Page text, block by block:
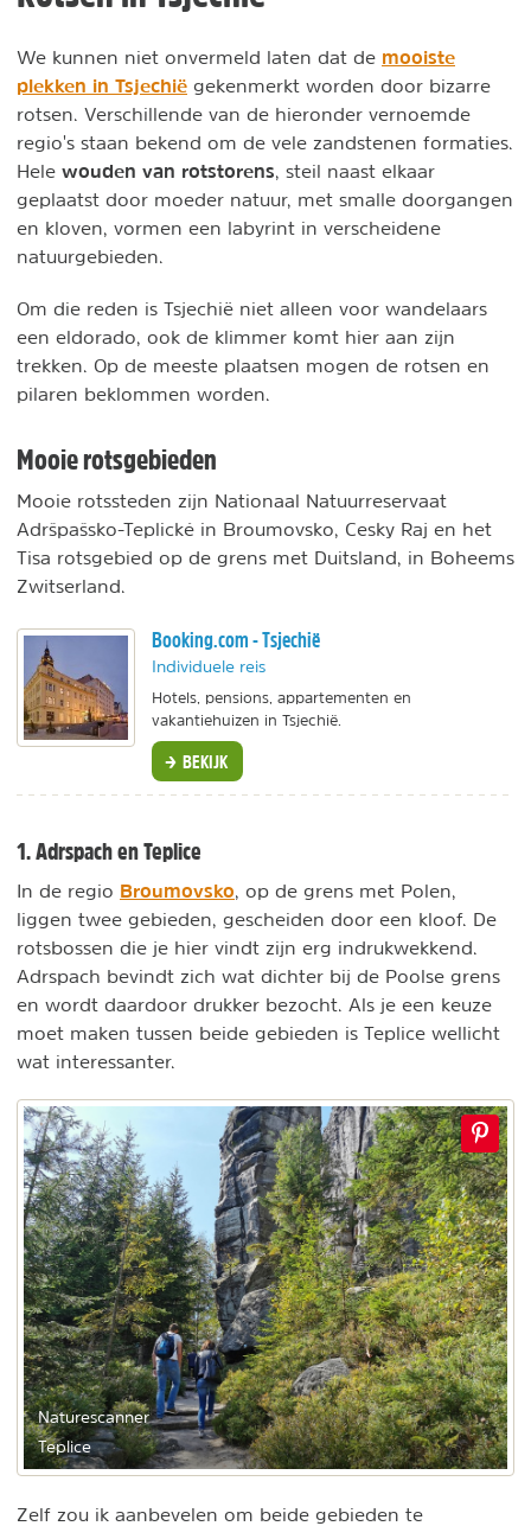
We kunnen niet onvermeld laten dat de mooiste
plekken in Tsjechië gekenmerkt worden door bizarre
rotsen. Verschillende van de hieronder vernoemde
regio's staan bekend om de vele zandstenen formaties.
Hele wouden van rotstorens , steil naast elkaar
geplaatst door moeder natuur, met smalle doorgangen
en kloven, vormen een labyrint in verscheidene
natuurgebieden.
Om die reden is Tsjechië niet alleen voor wandelaars
een eldorado, ook de klimmer komt hier aan zijn
trekken. Op de meeste plaatsen mogen de rotsen en
pilaren beklommen worden.
Mooie rotsgebieden
Mooie rotssteden zijn Nationaal Natuurreservaat
Adršpašsko-Teplické in Broumovsko, Cesky Raj en het
Tisa rotsgebied op de grens met Duitsland, in Boheems
Zwitserland.
Booking.com - Tsjechië
Individuele reis
Hotels, pensions, appartementen en
vakantiehuizen in Tsjechië.
BEKIJK
1. Adrspach en Teplice
In de regio Broumovsko, op de grens met Polen,
liggen twee gebieden, gescheiden door een kloof. De
rotsbossen die je hier vindt zijn erg indrukwekkend.
Adrspach bevindt zich wat dichter bij de Poolse grens
en wordt daardoor drukker bezocht. Als je een keuze
moet maken tussen beide gebieden is Teplice wellicht
wat interessanter.
Naturescanner
Teplice
Zelf zou ik aanbevelen om beide gebieden te